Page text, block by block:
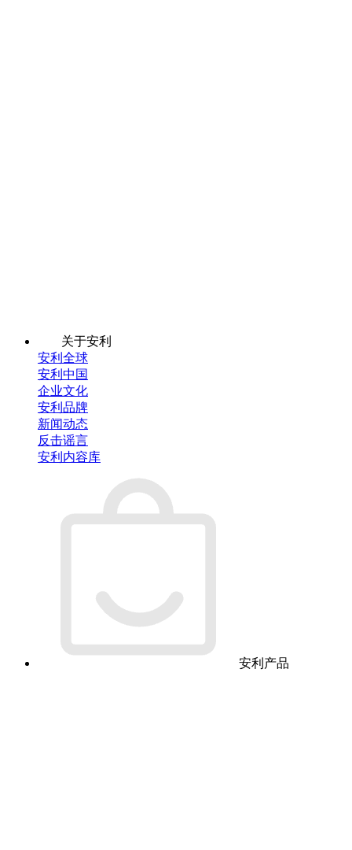
关于安利
安利全球
安利中国
企业文化
安利品牌
新闻动态
反击谣言
安利内容库
安利产品